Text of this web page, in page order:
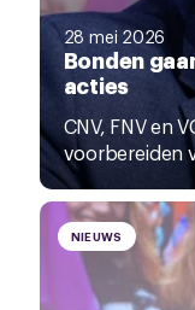
28 mei 2026
Bonden
acties
CNV, FNV en
voorbereiden
NIEUWS